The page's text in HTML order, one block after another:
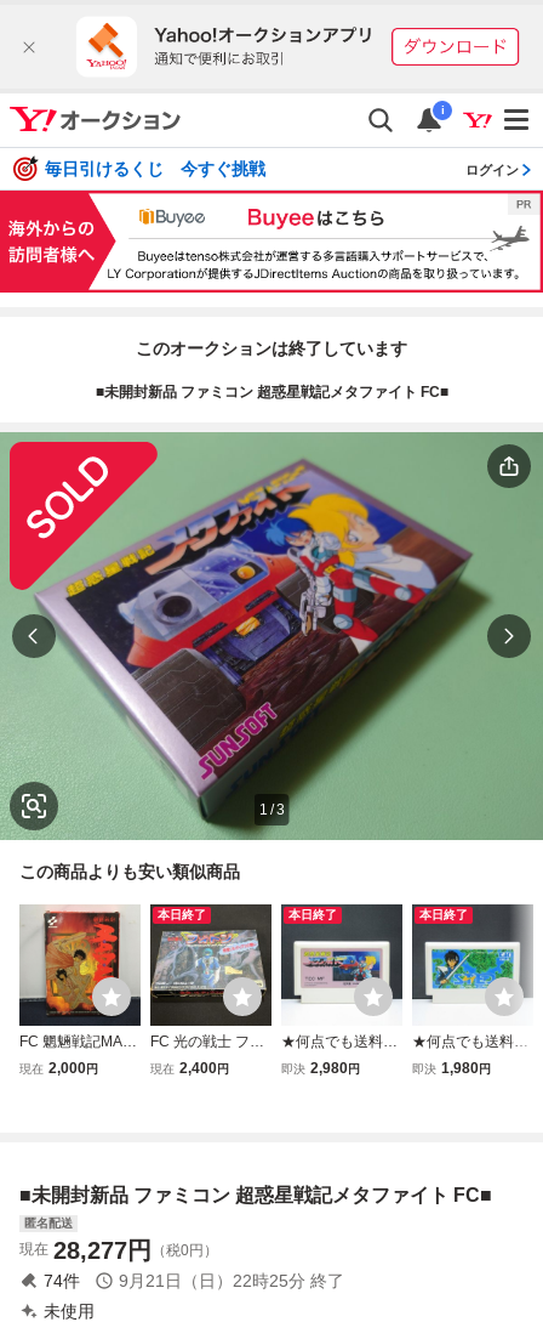
i
毎日引けるくじ 今すぐ挑戦 ログイン
このオークションは終了しています
■未開封新品 ファミコン 超惑星戦記メタファイト FC■
1/3
この商品よりも安い類似商品
FC 魍魎戦記MAD
ARA マダラ 魍魎
現在 2,000円
本日終了
FC 光の戦士 フォ
トン 惑星ゾルディ
現在 2,400円
本日終了
★何点でも送料１
８５円★ 超惑星戦
即決 2,980円
本日終了
★何点でも送料１
８５円★ ステッド
即決 1,980円
■未開封新品 ファミコン 超惑星戦記メタファイト FC■
匿名配送
現在 28,277円 （税0円）
74件 9月21日（日）22時25分 終了
未使用